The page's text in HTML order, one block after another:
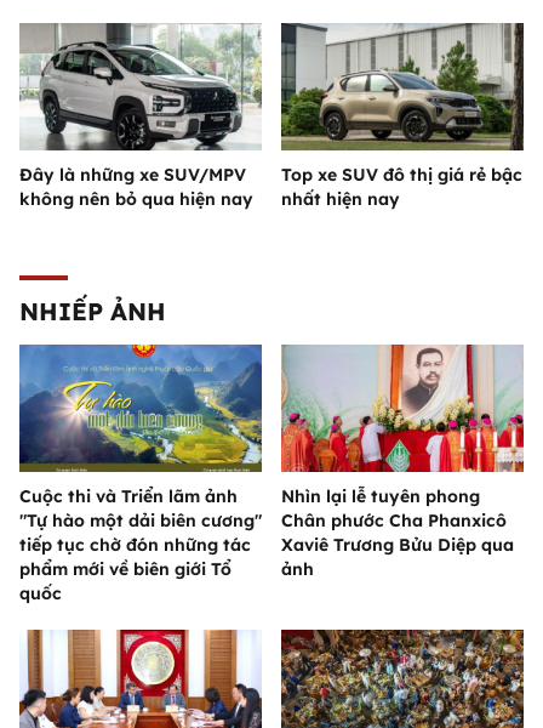
Đây là những xe SUV/MPV
không nên bỏ qua hiện nay
Top xe SUV đô thị giá rẻ bậc
nhất hiện nay
NHIẾP ẢNH
Cuộc thi và Triển lãm ảnh
"Tự hào một dải biên cương"
tiếp tục chờ đón những tác
phẩm mới về biên giới Tổ
quốc
Nhìn lại lễ tuyên phong
Chân phước Cha Phanxicô
Xaviê Trương Bửu Diệp qua
ảnh